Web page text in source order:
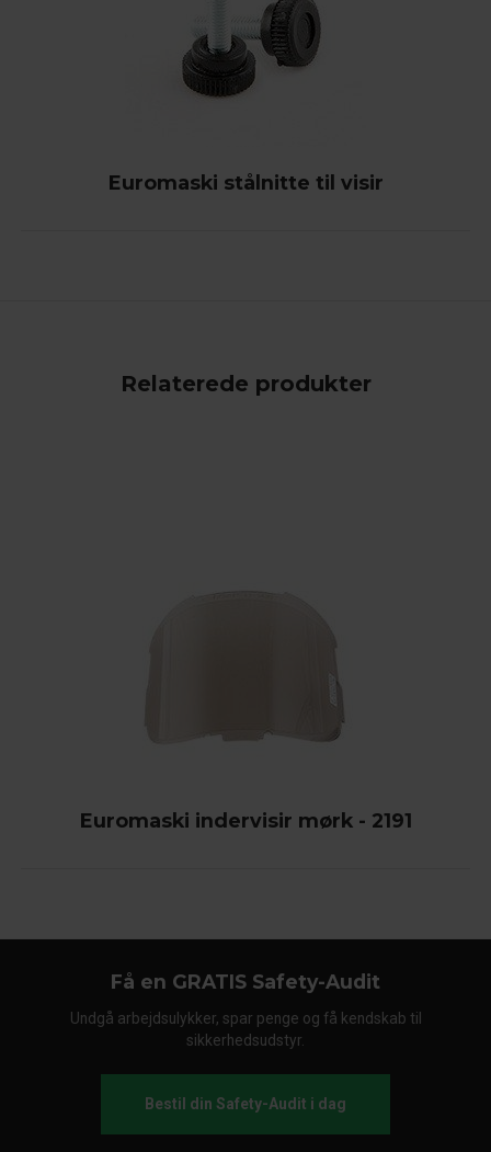
Euromaski stålnitte til visir
Relaterede produkter
Euromaski indervisir mørk - 2191
Få en GRATIS Safety-Audit
Undgå arbejdsulykker, spar penge og få kendskab til
sikkerhedsudstyr.
Bestil din Safety-Audit i dag